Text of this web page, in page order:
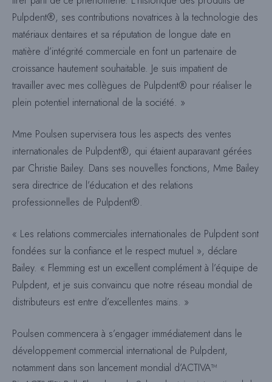
Pulpdent®, ses contributions novatrices à la technologie des
matériaux dentaires et sa réputation de longue date en
matière d’intégrité commerciale en font un partenaire de
croissance hautement souhaitable. Je suis impatient de
travailler avec mes collègues de Pulpdent® pour réaliser le
plein potentiel international de la société. »
Mme Poulsen supervisera tous les aspects des ventes
internationales de Pulpdent®, qui étaient auparavant gérées
par Christie Bailey. Dans ses nouvelles fonctions, Mme Bailey
sera directrice de l’éducation et des relations
professionnelles de Pulpdent®.
« Les relations commerciales internationales de Pulpdent sont
fondées sur la confiance et le respect mutuel », déclare
Bailey. « Flemming est un excellent complément à l’équipe de
Pulpdent, et je suis convaincu que notre réseau mondial de
distributeurs est entre d’excellentes mains. »
Poulsen commencera à s’engager immédiatement dans le
développement commercial international de Pulpdent,
notamment dans son lancement mondial d’ACTIVA™